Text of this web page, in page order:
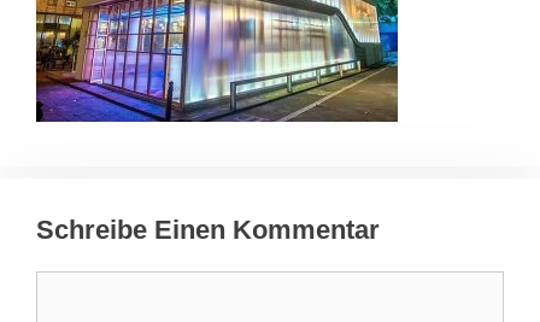
Schreibe Einen Kommentar